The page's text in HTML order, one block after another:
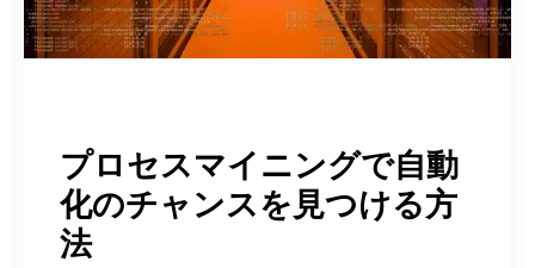
プロセスマイニングで自動
化のチャンスを見つける方
法